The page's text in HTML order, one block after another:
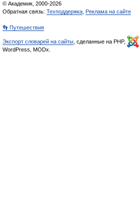
© Академик, 2000-2026
Обратная связь: Техподдержка Реклама на сайте
👣 Путешествия
Экспорт словарей на сайты , сделанные на PHP,
WordPress, MODx.